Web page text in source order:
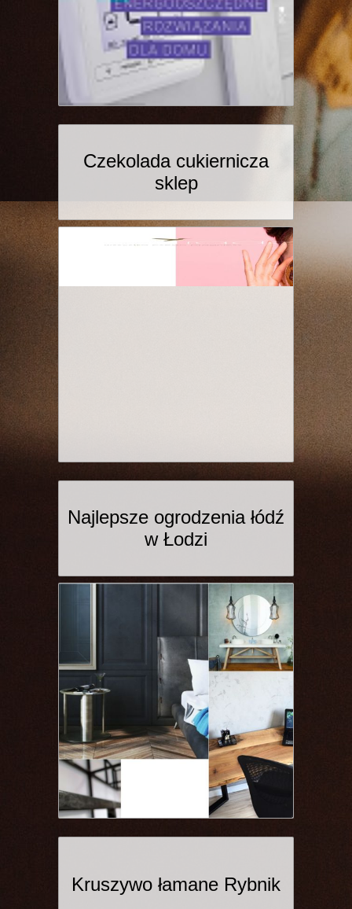
Czekolada cukiernicza
sklep
Najlepsze ogrodzenia łódź
w Łodzi
Kruszywo łamane Rybnik